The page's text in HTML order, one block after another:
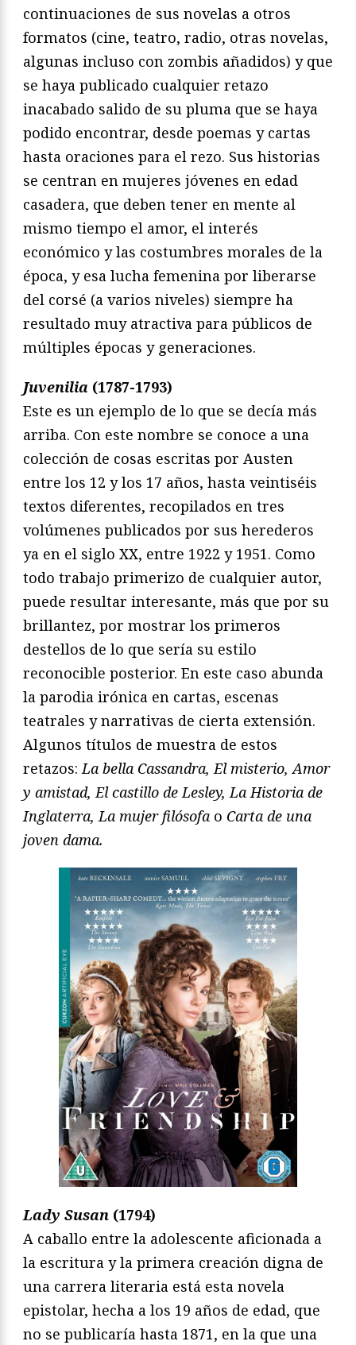
continuaciones de sus novelas a otros
formatos (cine, teatro, radio, otras novelas,
algunas incluso con zombis añadidos) y que
se haya publicado cualquier retazo
inacabado salido de su pluma que se haya
podido encontrar, desde poemas y cartas
hasta oraciones para el rezo. Sus historias
se centran en mujeres jóvenes en edad
casadera, que deben tener en mente al
mismo tiempo el amor, el interés
económico y las costumbres morales de la
época, y esa lucha femenina por liberarse
del corsé (a varios niveles) siempre ha
resultado muy atractiva para públicos de
múltiples épocas y generaciones.
Juvenilia (1787-1793)
Este es un ejemplo de lo que se decía más
arriba. Con este nombre se conoce a una
colección de cosas escritas por Austen
entre los 12 y los 17 años, hasta veintiséis
textos diferentes, recopilados en tres
volúmenes publicados por sus herederos
ya en el siglo XX, entre 1922 y 1951. Como
todo trabajo primerizo de cualquier autor,
puede resultar interesante, más que por su
brillantez, por mostrar los primeros
destellos de lo que sería su estilo
reconocible posterior. En este caso abunda
la parodia irónica en cartas, escenas
teatrales y narrativas de cierta extensión.
Algunos títulos de muestra de estos
retazos: La bella Cassandra, El misterio, Amor
y amistad, El castillo de Lesley, La Historia de
Inglaterra, La mujer filósofa o Carta de una
joven dama.
Lady Susan (1794)
A caballo entre la adolescente aficionada a
la escritura y la primera creación digna de
una carrera literaria está esta novela
epistolar, hecha a los 19 años de edad, que
no se publicaría hasta 1871, en la que una